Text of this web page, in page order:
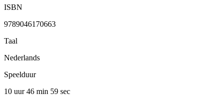
ISBN
9789046170663
Taal
Nederlands
Speelduur
10 uur 46 min 59 sec